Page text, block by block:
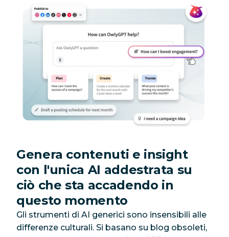
Genera contenuti e insight
con l'unica AI addestrata su
ciò che sta accadendo in
questo momento
Gli strumenti di AI generici sono insensibili alle
differenze culturali. Si basano su blog obsoleti,